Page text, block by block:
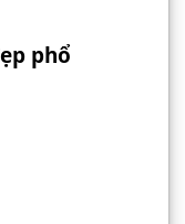
phổ